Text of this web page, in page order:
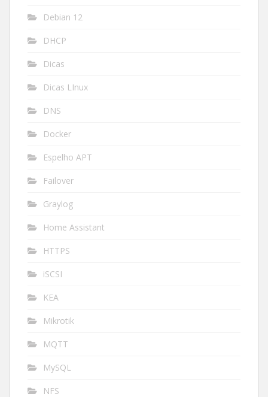
Debian 12
DHCP
Dicas
Dicas LInux
DNS
Docker
Espelho APT
Failover
Graylog
Home Assistant
HTTPS
iSCSI
KEA
Mikrotik
MQTT
MySQL
NFS